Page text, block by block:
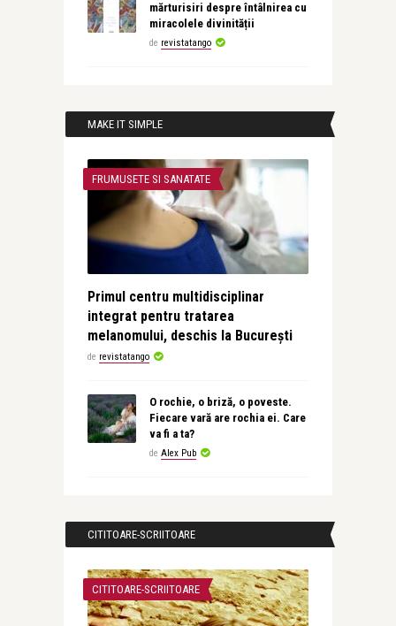
mărturisiri despre întâlnirea cu
miracolele divinității
de revistatango
MAKE IT SIMPLE
FRUMUSETE SI SANATATE
Primul centru multidisciplinar
integrat pentru tratarea
melanomului, deschis la București
de revistatango
O rochie, o briză, o poveste.
Fiecare vară are rochia ei. Care
va fi a ta?
de Alex Pub
CITITOARE-SCRIITOARE
CITITOARE-SCRIITOARE